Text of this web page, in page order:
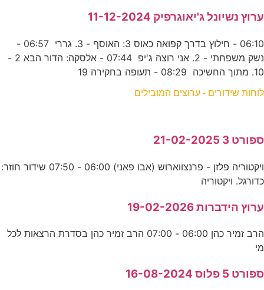
ערוץ נשיונל ג'יאוגרפיק 11-12-2024
06:10 - חילוץ בדרך קפואה כאוס 3: האוסף - 3. גררי 06:57 -
נשק משפחתי - 2. אני רוצה ג'יפ 07:44 - אלסקה: הדור הבא 2 -
10. מתוך החשיכה 08:29 - תעופה בחקירה 19
לוחות שידורים - ערוצים המובילים
ספורט 3 21-02-2025
ויקטוריה פלזן - פרנצווארוש (אבו פאני) 06:00 - 07:50 שידור חוזר:
כדורגל. ויקטוריה
ערוץ הידברות 19-02-2026
הרב זמיר כהן 06:00 - 07:00 הרב זמיר כהן בסדרת הרצאות לכל
מי
ספורט 5 פלוס 16-08-2024